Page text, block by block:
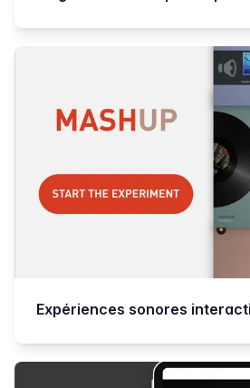
Expériences sonores